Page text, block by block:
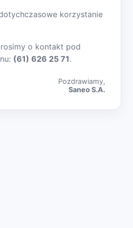
korzystanie
o kontakt pod
(61) 626 25 71.
Pozdrawiamy,
Saneo S.A.